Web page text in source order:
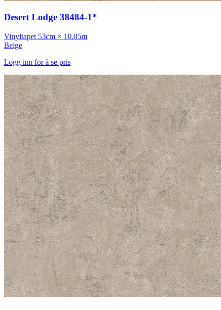
Desert Lodge 38484-1*
Vinyltapet 53cm × 10.05m
Beige
Logg inn for å se pris